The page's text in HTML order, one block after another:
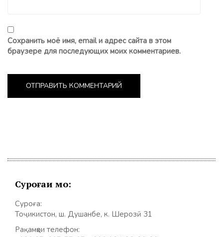
Сохранить моё имя, email и адрес сайта в этом
браузере для последующих моих комментариев.
Суроғаи мо:
Суроға:
Тоҷикистон, ш. Душанбе, к. Шерозӣ 31
Рақамҳои телефон: